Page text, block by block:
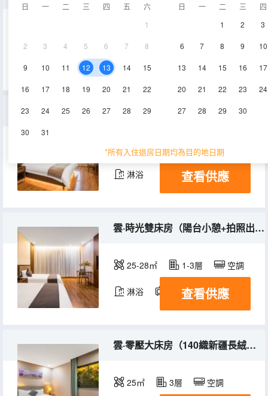
日 一 二 三 四 五
六
1
2 3 4 5 6 7 8
9 10 11 12 13 14 15
16 17 18 19 20 21 22
23 24 25 26 27 28 29
30 31
日 一 二 三
四
1
2 3
6 7 8 9 10
13 14 15 16 17
20 21 22 23 24
27 28 29 30
*所有入住退房日期均為目的地日期
空調
30㎡ 3-4層 空調
淋浴 查看供應
雲·時光雙床房（陽台小憩+拍照出片）
25-28㎡ 1-3層 空調
淋浴 電視機
查看供應
雲·零壓大床房（140織新疆長絨棉親膚布草+輕奢舒眠透氣羽絨被）
25㎡ 3層 空調